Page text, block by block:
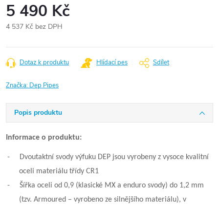
5 490 Kč
4 537 Kč bez DPH
cena:
Dotaz k produktu Hlídací pes Sdílet
Značka: Dep Pipes
Popis produktu
Informace o produktu:
-
Dvoutaktní svody výfuku DEP jsou vyrobeny z vysoce kvalitní
oceli materiálu třídy CR1
-
Šířka oceli od 0,9 (klasické MX a enduro svody) do 1,2 mm
(tzv. Armoured – vyrobeno ze silnějšího materiálu), v